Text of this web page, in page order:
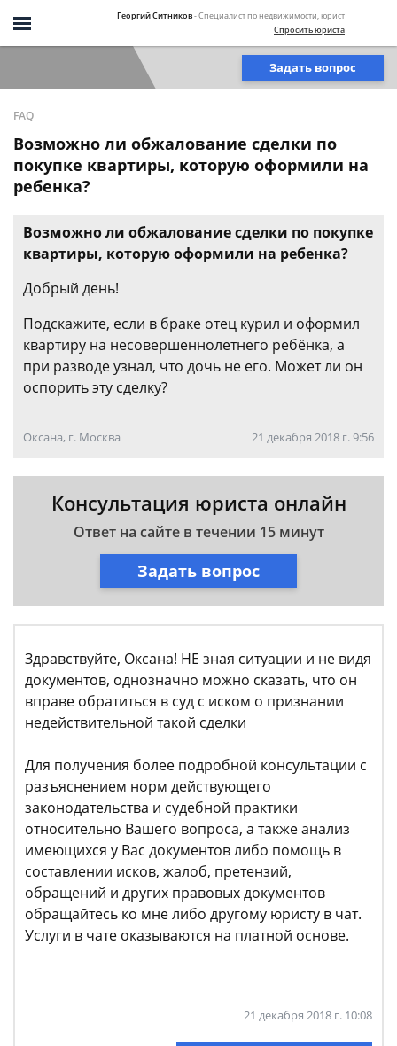
Георгий Ситников- Специалист по недвижимости, юрист
Спросить юриста
Задать вопрос
FAQ
Возможно ли обжалование сделки по
покупке квартиры, которую оформили на
ребенка?
Возможно ли обжалование сделки по покупке
квартиры, которую оформили на ребенка?
Добрый день!
Подскажите, если в браке отец курил и оформил
квартиру на несовершеннолетнего ребёнка, а
при разводе узнал, что дочь не его. Может ли он
оспорить эту сделку?
Оксана, г. Москва 21 декабря 2018 г. 9:56
Консультация юриста онлайн
Ответ на сайте в течении 15 минут
Задать вопрос
Здравствуйте, Оксана! НЕ зная ситуации и не видя
документов, однозначно можно сказать, что он
вправе обратиться в суд с иском о признании
недействительной такой сделки
Для получения более подробной консультации с
разъяснением норм действующего
законодательства и судебной практики
относительно Вашего вопроса, а также анализ
имеющихся у Вас документов либо помощь в
составлении исков, жалоб, претензий,
обращений и других правовых документов
обращайтесь ко мне либо другому юристу в чат.
Услуги в чате оказываются на платной основе.
21 декабря 2018 г. 10:08